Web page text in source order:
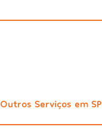
Outros Serviços em SP